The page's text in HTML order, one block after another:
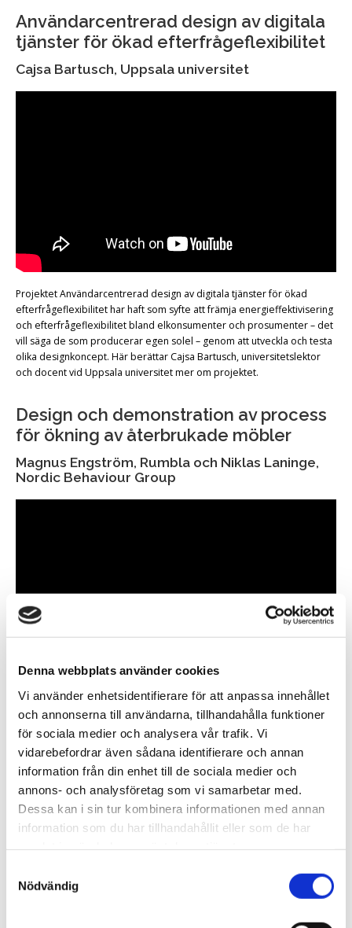
Denna webbplats använder cookies
Vi använder enhetsidentifierare för att anpassa innehållet
och annonserna till användarna, tillhandahålla funktioner
för sociala medier och analysera vår trafik. Vi
vidarebefordrar även sådana identifierare och annan
information från din enhet till de sociala medier och
annons- och analysföretag som vi samarbetar med.
Dessa kan i sin tur kombinera informationen med annan
information som du har tillhandahållit eller som de har
Nödvändig
Användarcentrerad design av digitala
tjänster för ökad efterfrågeflexibilitet
Cajsa Bartusch, Uppsala universitet
Projektet Användarcentrerad design av digitala tjänster för ökad
efterfrågeflexibilitet har haft som syfte att främja energieffektivisering
och efterfrågeflexibilitet bland elkonsumenter och prosumenter – det
vill säga de som producerar egen solel – genom att utveckla och testa
olika designkoncept. Här berättar Cajsa Bartusch, universitetslektor
och docent vid Uppsala universitet mer om projektet.
Design och demonstration av process
för ökning av återbrukade möbler
Magnus Engström, Rumbla och Niklas Laninge,
Nordic Behaviour Group
Genom att utveckla en digital plattform för cirkularitet av möbler och
kontorsytor vill projektet öka livslängden, och därmed också värdet
på, möbler och inredning. Målet är att inom fem år minska CO₂-utsläpp
med 10 000 ton per år. Här berättar Magnus Engström, grundare
Rumbla och Niklas Laninge, vd Nordic Behaviour Group mer om
Intervju med Kris Johnson Jones,